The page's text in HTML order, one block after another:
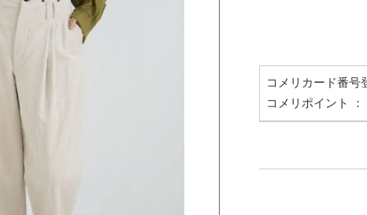
コメリカード番号
コメリポイント ：